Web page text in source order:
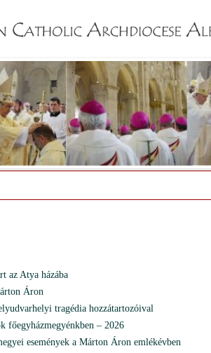
az Atya házába
Áron
tragédia hozzátartozóival
főegyházmegyénkben – 2026
események a Márton Áron emlékévben